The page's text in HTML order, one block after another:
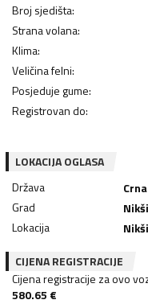
Broj sjedišta:
Strana volana:
Klima:
Veličina felni:
Posjeduje gume:
Registrovan do:
LOKACIJA OGLASA
Država
Grad
Lokacija
CIJENA REGISTRACIJE
Cijena registracije za ovo
580.65 €